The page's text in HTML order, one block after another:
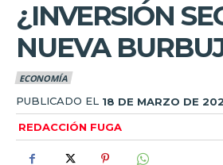
¿INVERSIÓN
NUEVA
ECONOMÍA
PUBLICADO EL 18 DE MARZO DE
REDACCIÓN FUGA